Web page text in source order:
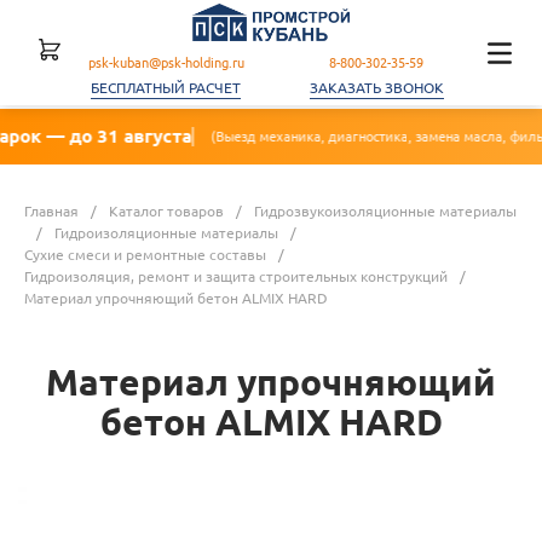
августа (Выезд механика, диагностика, замена масла, фильтра)🔥
psk-kuban@psk-holding.ru
БЕСПЛАТНЫЙ РАСЧЕТ
8-800-302-35-59
ЗАКАЗАТЬ ЗВОНОК
Главная / Каталог товаров /
Гидрозвукоизоляционные материалы
/
Гидроизоляционные материалы
/
Сухие смеси и ремонтные составы
/
Гидроизоляция, ремонт и защита строительных конструкций
/
Материал упрочняющий бетон ALMIX HARD
Материал упрочняющий
бетон ALMIX HARD